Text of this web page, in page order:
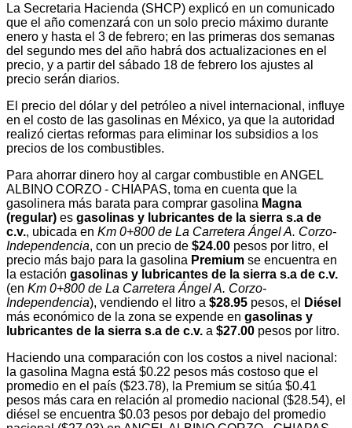
La Secretaria Hacienda (SHCP) explicó en un comunicado
que el año comenzará con un solo precio máximo durante
enero y hasta el 3 de febrero; en las primeras dos semanas
del segundo mes del año habrá dos actualizaciones en el
precio, y a partir del sábado 18 de febrero los ajustes al
precio serán diarios.
El precio del dólar y del petróleo a nivel internacional, influye
en el costo de las gasolinas en México, ya que la autoridad
realizó ciertas reformas para eliminar los subsidios a los
precios de los combustibles.
Para ahorrar dinero hoy al cargar combustible en ANGEL
ALBINO CORZO - CHIAPAS, toma en cuenta que la
gasolinera más barata para comprar gasolina Magna
(regular) es gasolinas y lubricantes de la sierra s.a de
c.v., ubicada en Km 0+800 de La Carretera Ángel A. Corzo-
Independencia, con un precio de $24.00 pesos por litro, el
precio más bajo para la gasolina Premium se encuentra en
la estación gasolinas y lubricantes de la sierra s.a de c.v.
(en Km 0+800 de La Carretera Ángel A. Corzo-
Independencia), vendiendo el litro a $28.95 pesos, el
Diésel
más económico de la zona se expende en gasolinas y
lubricantes de la sierra s.a de c.v. a $27.00 pesos por litro.
Haciendo una comparación con los costos a nivel nacional:
la gasolina Magna está $0.22 pesos más costoso que el
promedio en el país ($23.78), la Premium se sitúa $0.41
pesos más cara en relación al promedio nacional ($28.54), el
diésel se encuentra $0.03 pesos por debajo del promedio